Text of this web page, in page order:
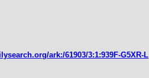
ark:/61903/3:1:939F-G5XR-L